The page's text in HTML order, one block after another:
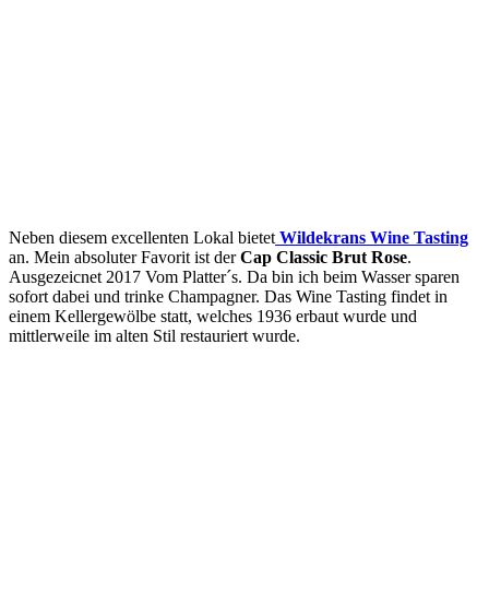
Neben diesem excellenten Lokal bietet Wildekrans Wine Tasting
an. Mein absoluter Favorit ist derCap Classic Brut Rose.
Ausgezeicnet 2017 Vom Platter´s. Da bin ich beim Wasser sparen
sofort dabei und trinke Champagner. Das Wine Tasting findet in
einem Kellergewölbe statt, welches 1936 erbaut wurde und
mittlerweile im alten Stil restauriert wurde.